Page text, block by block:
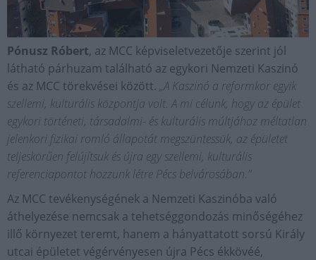
Pónusz Róbert, az MCC képviseletvezetője szerint jól
látható párhuzam található az egykori Nemzeti Kaszinó
és az MCC törekvései között. „A Kaszinó a reformkor egyik
szellemi, kulturális központja volt. A mi célunk, hogy az épület
egykori történeti, társadalmi- és kulturális múltjához méltatlan
jelenkori fizikai romló állapotát megszüntessük, az épületet
teljeskörűen felújítsuk és újra egy szellemi, kulturális
referenciapontot hozzunk létre Pécs belvárosában.”
Az MCC tevékenységének a Nemzeti Kaszinóba való
áthelyezése nemcsak a tehetséggondozás minőségéhez
illő környezet teremt, hanem a hányattatott sorsú Király
utcai épületet végérvényesen újra Pécs ékkövéé,